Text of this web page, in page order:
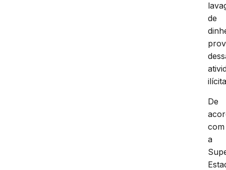
de
De
com
a